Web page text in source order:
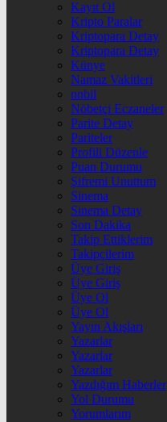
Kayıt Ol
Kripto Paralar
Kriptopara Detay
Kriptopara Detay
Künye
Namaz Vakitleri
nnbil
Nöbetçi Eczaneler
Parite Detay
Pariteler
Profili Düzenle
Puan Durumu
Şifremi Unuttum
Sinema
Sinema Detay
Son Dakika
Takip Ettiklerim
Takipçilerim
Üye Giriş
Üye Giriş
Üye Ol
Üye Ol
Yayın Akışları
Yazarlar
Yazarlar
Yazarlar
Yazdığım Haberler
Yol Durumu
Yorumlarım